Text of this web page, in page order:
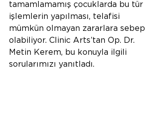
tamamlamamış çocuklarda bu tür
işlemlerin yapılması, telafisi
mümkün olmayan zararlara sebep
olabiliyor. Clinic Arts’tan Op. Dr.
Metin Kerem, bu konuyla ilgili
sorularımızı yanıtladı.